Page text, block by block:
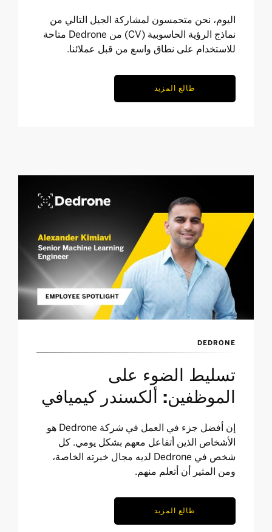
اليوم، نحن متحمسون لمشاركة الجيل التالي من
نماذج الرؤية الحاسوبية (CV) من Dedrone متاحة
للاستخدام على نطاق واسع من قبل عملائنا.
طالع المزيد
DEDRONE
تسليط الضوء على
الموظفين: ألكسندر كيميافي
إن أفضل جزء في العمل في شركة Dedrone هو
الأشخاص الذين أتفاعل معهم بشكل يومي. كل
شخص في Dedrone لديه مجال خبرته الخاصة،
ومن المثير أن أتعلم منهم.
طالع المزيد